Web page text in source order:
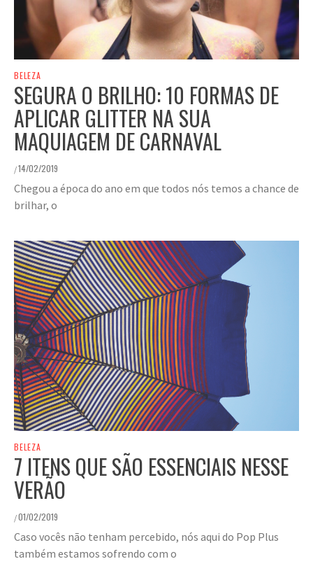
BELEZA
SEGURA O BRILHO: 10 FORMAS DE
APLICAR GLITTER NA SUA
MAQUIAGEM DE CARNAVAL
/14/02/2019
Chegou a época do ano em que todos nós temos a chance de
brilhar, o
BELEZA
7 ITENS QUE SÃO ESSENCIAIS NESSE
VERÃO
/01/02/2019
Caso vocês não tenham percebido, nós aqui do Pop Plus
também estamos sofrendo com o